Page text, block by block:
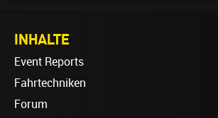
INHALTE
Event Reports
Fahrtechniken
Forum